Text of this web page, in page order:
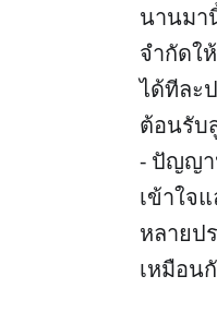
นานมา
จำกัดใ
ได้ทีละ
ต้อนรับ
- ปัญญา
เข้าใจ
หลายป
เหมือน